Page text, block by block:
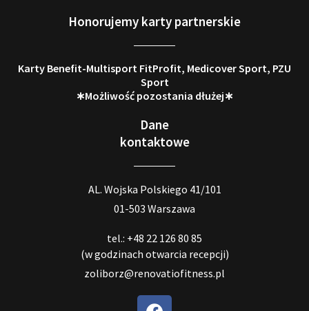
Honorujemy karty partnerskie
Karty Benefit-Multisport FitProfit, Medicover Sport, PZU
Sport
∗Możliwość pozostania dłużej∗
Dane
kontaktowe
AL. Wojska Polskiego 41/101
01-503 Warszawa
tel.: +48 22 126 80 85
(w godzinach otwarcia recepcji)
zoliborz@renovatiofitness.pl